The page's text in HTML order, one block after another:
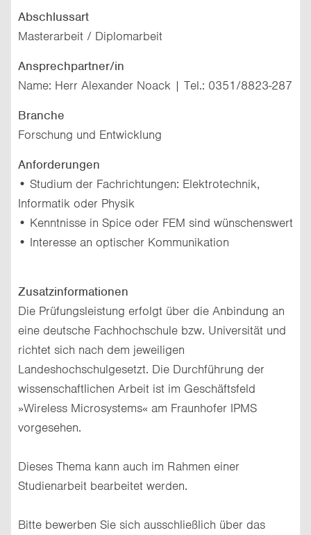
Abschlussart
Masterarbeit / Diplomarbeit
Ansprechpartner/in
Name: Herr Alexander Noack | Tel.: 0351/8823-287
Branche
Forschung und Entwicklung
Anforderungen
• Studium der Fachrichtungen: Elektrotechnik,
Informatik oder Physik
• Kenntnisse in Spice oder FEM sind wünschenswert
• Interesse an optischer Kommunikation
Zusatzinformationen
Die Prüfungsleistung erfolgt über die Anbindung an
eine deutsche Fachhochschule bzw. Universität und
richtet sich nach dem jeweiligen
Landeshochschulgesetzt. Die Durchführung der
wissenschaftlichen Arbeit ist im Geschäftsfeld
»Wireless Microsystems« am Fraunhofer IPMS
vorgesehen.
Dieses Thema kann auch im Rahmen einer
Studienarbeit bearbeitet werden.
Bitte bewerben Sie sich ausschließlich über das